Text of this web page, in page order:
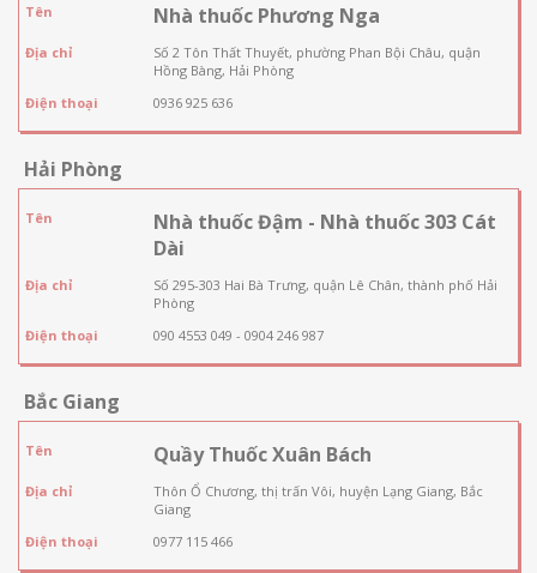
Tên Nhà thuốc Phương Nga
Địa chỉ
Số 2 Tôn Thất Thuyết, phường Phan Bội Châu, quận
Hồng Bàng, Hải Phòng
Điện thoại
0936 925 636
Hải Phòng
Tên
Nhà thuốc Đậm - Nhà thuốc 303 Cát
Dài
Địa chỉ
Số 295-303 Hai Bà Trưng, quận Lê Chân, thành phố Hải
Phòng
Điện thoại
090 4553 049 - 0904 246 987
Bắc Giang
Tên Quầy Thuốc Xuân Bách
Địa chỉ
Thôn Ổ Chương, thị trấn Vôi, huyện Lạng Giang, Bắc
Giang
Điện thoại
0977 115 466